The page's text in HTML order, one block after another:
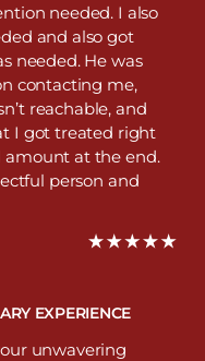
needed. I also
and also got
needed. He was
contacting me,
reachable, and
I got treated right
amount at the end.
person and
EXPERIENCE
unwavering